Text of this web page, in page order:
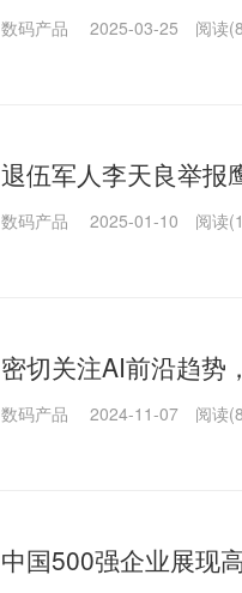
数码产品 2025-03-25 阅读
退伍军人李天良举报
数码产品 2025-01-10 阅读
密切关注AI前沿趋势
数码产品 2024-11-07 阅读
中国500强企业展现